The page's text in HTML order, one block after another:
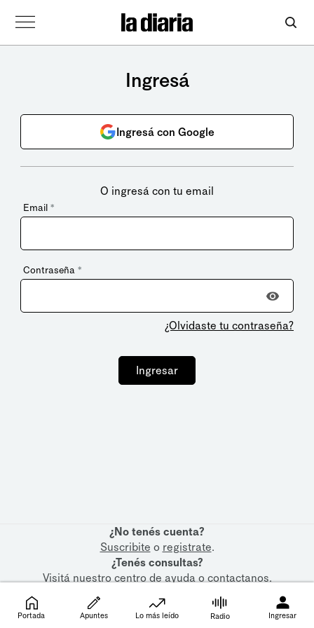
Ingresá
Ingresá con Google
O ingresá con tu email
Email *
Contraseña *
¿Olvidaste tu contraseña?
Ingresar
¿No tenés cuenta?
Suscribite o registrate.
¿Tenés consultas?
Visitá nuestrocentro de ayudaocontactanos.
Portada Apuntes Lo más leído Radio Ingresar